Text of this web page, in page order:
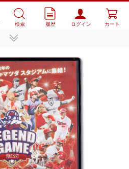
検索 履歴 ログイン カート